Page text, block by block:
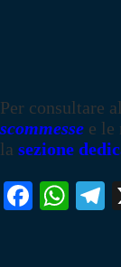
Per consultare
scommesse e le
la sezione
Fa W